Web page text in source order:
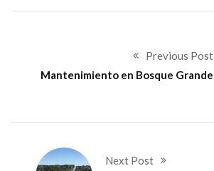
Previous Post
Mantenimiento en Bosque Grande
Next Post